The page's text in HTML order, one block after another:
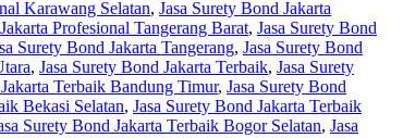
Karawang Selatan, Jasa Surety Bond Jakarta
Profesional Tangerang Barat, Jasa Surety Bond
Surety Bond Jakarta Tangerang, Jasa Surety Bond
, Jasa Surety Bond Jakarta Terbaik, Jasa Surety
Terbaik Bandung Timur, Jasa Surety Bond
Bekasi Selatan, Jasa Surety Bond Jakarta Terbaik
Surety Bond Jakarta Terbaik Bogor Selatan, Jasa